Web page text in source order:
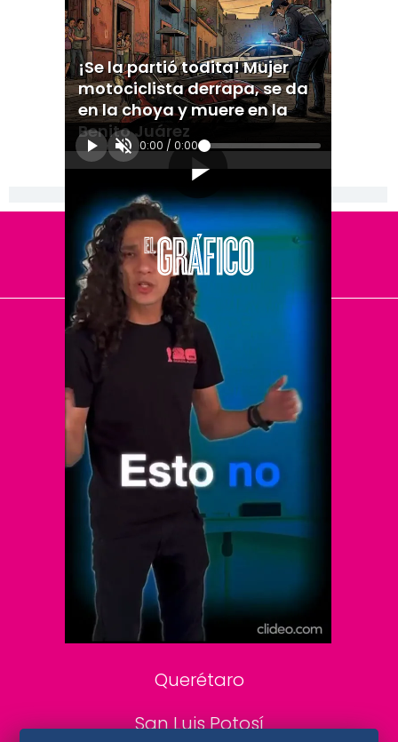
¡Se la partió todita! Mujer
motociclista derrapa, se da
en la choya y muere en la
Benito Juárez
0:00 / 0:00
[Publicidad]
El Universal
Vive USA
Clase
De 10 sports
DeDinero
Confabulario
Aviso Oportuno
Consultas
Querétaro
San Luis Potosí